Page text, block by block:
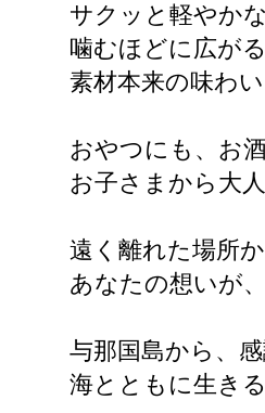
サクッと軽やかな
噛むほどに広が
素材本来の味わ
おやつにも、お
お子さまから大
遠く離れた場所
あなたの想いが
与那国島から、感
海とともに生き